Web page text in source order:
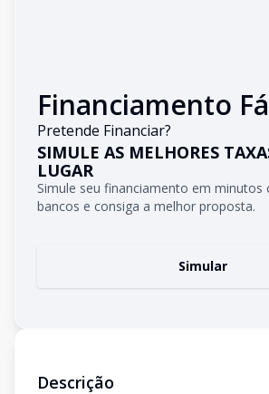
Financiamento
Pretende Financiar?
SIMULE AS MELHORES
LUGAR
Simule seu financiamento em
bancos e consiga a melhor proposta.
Simular
Descrição